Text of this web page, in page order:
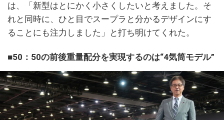
は、「新型はとにかく小さくしたいと考えました。そ
れと同時に、ひと目でスープラと分かるデザインにす
ることにも注力しました」と打ち明けてくれた。
■50：50の前後重量配分を実現するのは“4気筒モデル”